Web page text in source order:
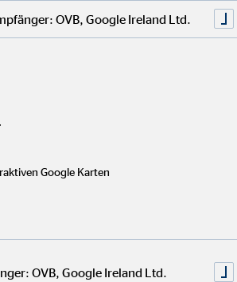
Unternehmen seine Beschwerde
nicht bearbeitet hat.
Berücksichtigung der
Auswirkungen auf
bei der
und Finanzanlagenberatung
(z.B.
und Rentenversicherungen) und
verfolgt die OVB Vermögensberatung
zur Berücksichtigung von
wie Umwelt (Environment), Soziales
Unternehmensführung
OVB, Google Ireland Ltd.
Google Karten
OVB, Google Ireland Ltd.